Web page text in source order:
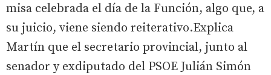
misa celebrada el día de la Función, algo que, a
su juicio, viene siendo reiterativo.Explica
Martín que el secretario provincial, junto al
senador y exdiputado del PSOE Julián Simón